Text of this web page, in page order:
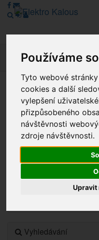
Používáme
Tyto webové
cookies a další
vylepšení
přizpůsobeného
návštěvnosti
zdroje návštěvnosti.
Upravit
Vážení zákazníci, v tuto
režimu Katalogu.
Děkujeme za pochopení.
Vyhledávání